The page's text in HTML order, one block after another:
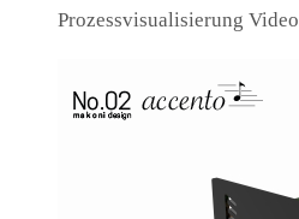
Prozessvisualisierung Video